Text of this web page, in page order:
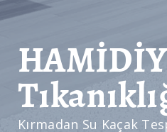
Kırmadan Su Kaçak